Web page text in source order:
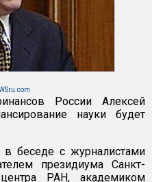
России Алексей
науки будет
беседе с журналистами
президиума Санкт-
центра РАН, академиком